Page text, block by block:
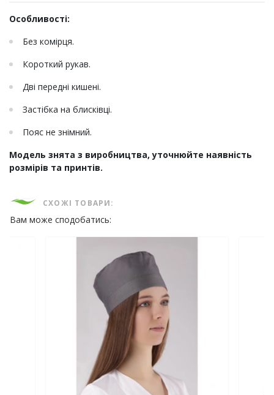
Особливості:
Без комірця.
Короткий рукав.
Дві передні кишені.
Застібка на блисківці.
Пояс не знімний.
Модель знята з виробництва, уточнюйте наявність
розмірів та принтів.
СХОЖІ ТОВАРИ:
Вам може сподобатись: